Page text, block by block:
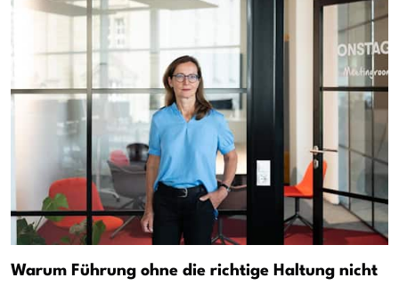
Warum Führung ohne die richtige Haltung nicht